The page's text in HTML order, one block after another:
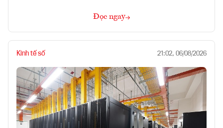
Đọc ngay
Kinh tế số 21:02, 06/08/2026